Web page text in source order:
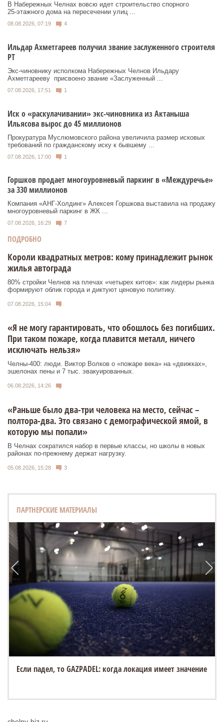
В Набережных Челнах вовсю идет строительство спорного
25‑этажного дома на пересечении улиц ...
08.08.2026, 07:19 4
Ильдар Ахметгареев получил звание заслуженного строителя
РТ
Экс‑чиновнику исполкома Набережных Челнов Ильдару
Ахметгарееву присвоено звание «Заслуженный ...
07.08.2026, 17:51 1
Иск о «раскулачивании» экс-чиновника из Актаныша
Ильясова вырос до 45 миллионов
Прокуратура Муслюмовского района увеличила размер исковых
требований по гражданскому иску к бывшему ...
07.08.2026, 17:00 1
Горшков продает многоуровневый паркинг в «Междуречье»
за 330 миллионов
Компания «АНГ-Холдинг» Алексея Горшкова выставила на продажу
многоуровневый паркинг в ЖК ...
07.08.2026, 16:29 7
ПОДРОБНО
Короли квадратных метров: кому принадлежит рынок
жилья автограда
80% стройки Челнов на плечах «четырех китов»: как лидеры рынка
формируют облик города и диктуют ценовую политику.
07.08.2026, 15:04
«Я не могу гарантировать, что обошлось без погибших.
При таком пожаре, когда плавится металл, ничего
исключать нельзя»
Челны-400: люди. Виктор Волков о «пожаре века» на «движках»,
эшелонах пены и 7 тыс. эвакуированных.
06.08.2026, 14:26
«Раньше было два-три человека на место, сейчас –
полтора-два. Это связано с демографической ямой, в
которую мы попали»
В Челнах сократился набор в первые классы, но школы в новых
районах по-прежнему держат нагрузку.
05.08.2026, 15:28 3
ПАРТНЕРСКИЕ МАТЕРИАЛЫ
Если падел, то GAZPADEL: когда локация имеет значение